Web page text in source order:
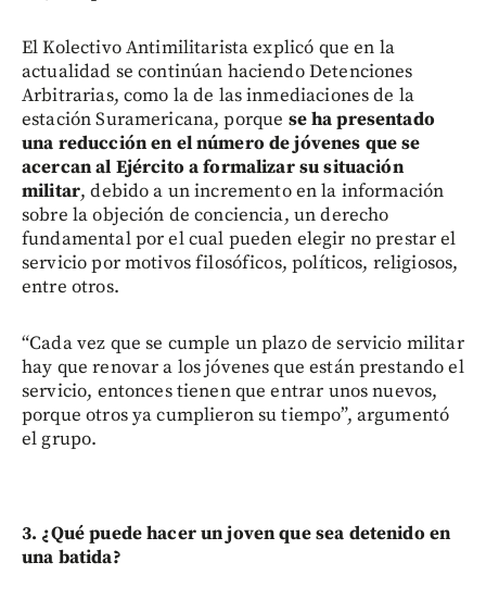
El Kolectivo Antimilitarista explicó que en la
actualidad se continúan haciendo Detenciones
Arbitrarias, como la de las inmediaciones de la
estación Suramericana, porque se ha presentado
una reducción en el número de jóvenes que se
acercan al Ejército a formalizar su situación
militar, debido a un incremento en la información
sobre la objeción de conciencia, un derecho
fundamental por el cual pueden elegir no prestar el
servicio por motivos filosóficos, políticos, religiosos,
entre otros.
“Cada vez que se cumple un plazo de servicio militar
hay que renovar a los jóvenes que están prestando el
servicio, entonces tienen que entrar unos nuevos,
porque otros ya cumplieron su tiempo”, argumentó
el grupo.
3. ¿Qué puede hacer un joven que sea detenido en
una batida?